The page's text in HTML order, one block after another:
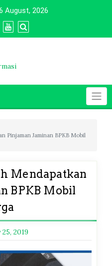
August, 2026
Pinjaman Jaminan BPKB Mobil
Mendapatkan
BPKB Mobil
25, 2019